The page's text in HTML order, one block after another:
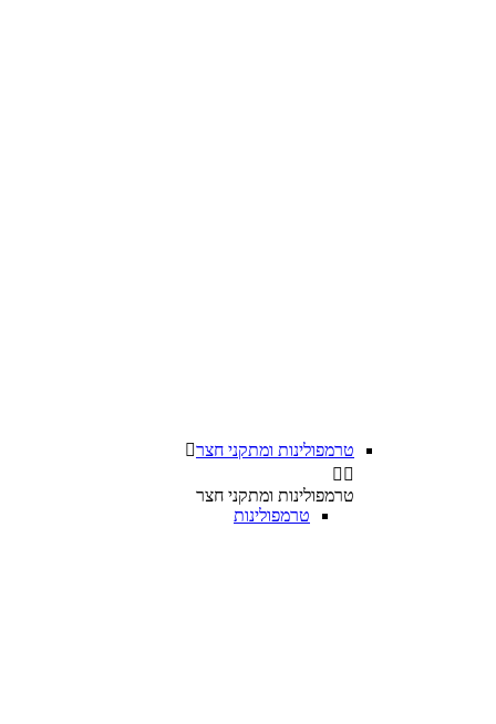
טרמפולינות ומתקני חצר
 
טרמפולינות ומתקני חצר
טרמפולינות